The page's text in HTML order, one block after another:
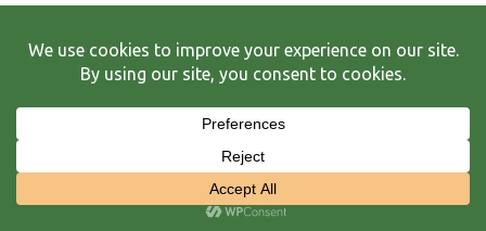
22. Roxana Branescu
May 26, 2015 at 9:37 pm